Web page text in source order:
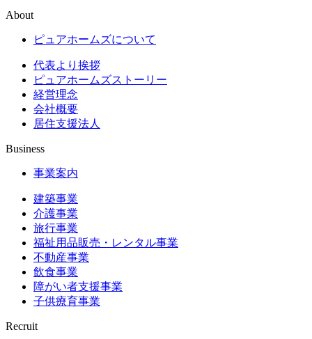
About
ピュアホームズについて
代表より挨拶
ピュアホームズストーリー
経営理念
会社概要
居住支援法人
Business
事業案内
建築事業
介護事業
旅行事業
福祉用品販売・レンタル事業
不動産事業
飲食事業
障がい者支援事業
子供療育事業
Recruit